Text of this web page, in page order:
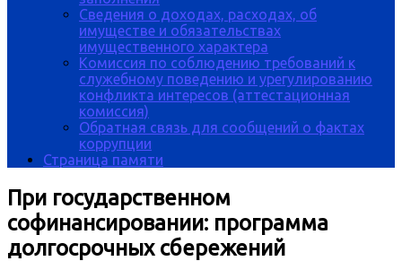
Сведения о доходах, расходах, об
имуществе и обязательствах
имущественного характера
Комиссия по соблюдению требований к
служебному поведению и урегулированию
конфликта интересов (аттестационная
комиссия)
Обратная связь для сообщений о фактах
коррупции
Страница памяти
При государственном
софинансировании: программа
долгосрочных сбережений